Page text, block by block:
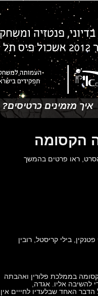
איך מזמינים כרטיסים?
הקסומה
ראו פרטים בהמשך
בילי קריסטל, רובין
בממלכת פלורין ואהבתה
להשיבה אליו. אגדה,
האחד שבלעדיו לחייים אין